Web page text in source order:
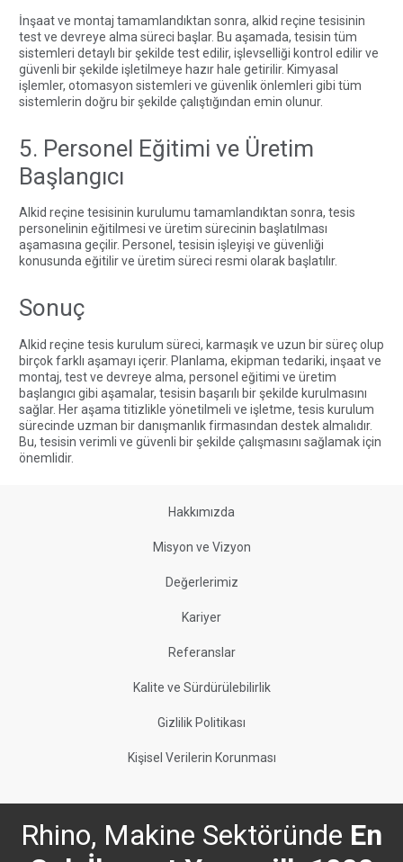
İnşaat ve montaj tamamlandıktan sonra, alkid reçine tesisinin
test ve devreye alma süreci başlar. Bu aşamada, tesisin tüm
sistemleri detaylı bir şekilde test edilir, işlevselliği kontrol edilir ve
güvenli bir şekilde işletilmeye hazır hale getirilir. Kimyasal
işlemler, otomasyon sistemleri ve güvenlik önlemleri gibi tüm
sistemlerin doğru bir şekilde çalıştığından emin olunur.
5. Personel Eğitimi ve Üretim
Başlangıcı
Alkid reçine tesisinin kurulumu tamamlandıktan sonra, tesis
personelinin eğitilmesi ve üretim sürecinin başlatılması
aşamasına geçilir. Personel, tesisin işleyişi ve güvenliği
konusunda eğitilir ve üretim süreci resmi olarak başlatılır.
Sonuç
Alkid reçine tesis kurulum süreci, karmaşık ve uzun bir süreç olup
birçok farklı aşamayı içerir. Planlama, ekipman tedariki, inşaat ve
montaj, test ve devreye alma, personel eğitimi ve üretim
başlangıcı gibi aşamalar, tesisin başarılı bir şekilde kurulmasını
sağlar. Her aşama titizlikle yönetilmeli ve işletme, tesis kurulum
sürecinde uzman bir danışmanlık firmasından destek almalıdır.
Bu, tesisin verimli ve güvenli bir şekilde çalışmasını sağlamak için
önemlidir.
Hakkımızda
Misyon ve Vizyon
Değerlerimiz
Kariyer
Referanslar
Kalite ve Sürdürülebilirlik
Gizlilik Politikası
Kişisel Verilerin Korunması
Rhino, Makine Sektöründe En